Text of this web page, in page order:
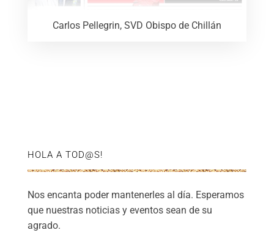
Carlos Pellegrin, SVD Obispo de Chillán
HOLA A TOD@S!
Nos encanta poder mantenerles al día. Esperamos
que nuestras noticias y eventos sean de su
agrado.